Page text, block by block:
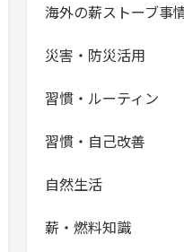
海外の薪ストーブ事
災害・防災活用
習慣・ルーティン
習慣・自己改善
自然生活
薪・燃料知識